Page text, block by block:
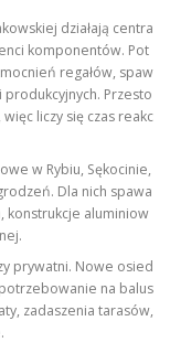
działają centra
komponentów. Pot
regałów, spaw
Przesto
liczy się czas reakc
w Rybiu, Sękocinie,
Dla nich spawa
konstrukcje aluminiow
prywatni. Nowe osied
na balus
zadaszenia tarasów,